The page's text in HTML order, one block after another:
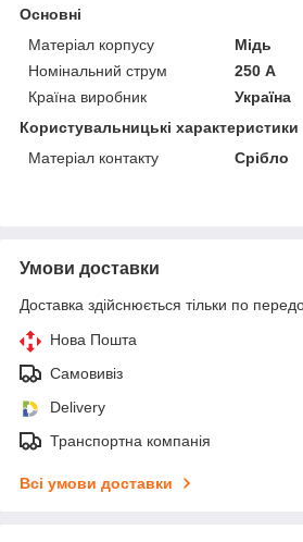
Основні
Матеріал корпусу
Мідь
Номінальний струм
250 А
Країна виробник
Україна
Користувальницькі характеристики
Матеріал контакту
Срібло
Умови доставки
Доставка здійснюється тільки по
Нова Пошта
Самовивіз
Delivery
Транспортна компанія
Всі умови доставки